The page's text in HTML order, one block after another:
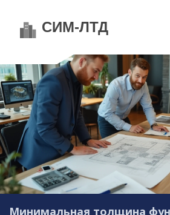
Минимальная толщина